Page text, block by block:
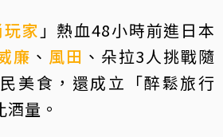
家 」熱血48小時前進日本
廉 、 風田 、朵拉3人挑戰隨
美食，還成立「醉鬆旅行
量。